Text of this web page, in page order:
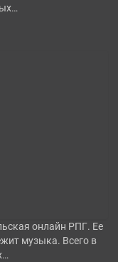
онлайн РПГ. Ее
музыка. Всего в